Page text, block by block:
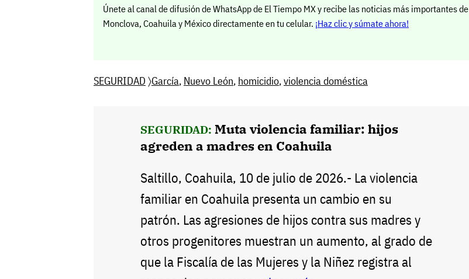
Únete al canal de difusión de WhatsApp de El Tiempo MX y recibe las noticias más importantes de
Monclova, Coahuila y México directamente en tu celular. ¡Haz clic y súmate ahora!
SEGURIDAD 〉García, Nuevo León, homicidio,violencia doméstica
SEGURIDAD: Muta violencia familiar: hijos
agreden a madres en Coahuila
Saltillo, Coahuila, 10 de julio de 2026.- La violencia
familiar en Coahuila presenta un cambio en su
patrón. Las agresiones de hijos contra sus madres y
otros progenitores muestran un aumento, al grado de
que la Fiscalía de las Mujeres y la Niñez registra al